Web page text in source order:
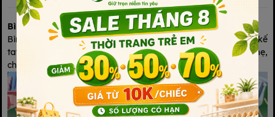
Bình sữa PP tay cầm 300ml Kichi
Bình sữa Kichilachi cổ rộng, chất liệu nhựa PP cao cấp, thiết kế
tay cầm tiện lợi, núm ti silicone siêu mềm mô phỏng ti mẹ,
chống sặc, an toàn cho bé từ sơ sinh.